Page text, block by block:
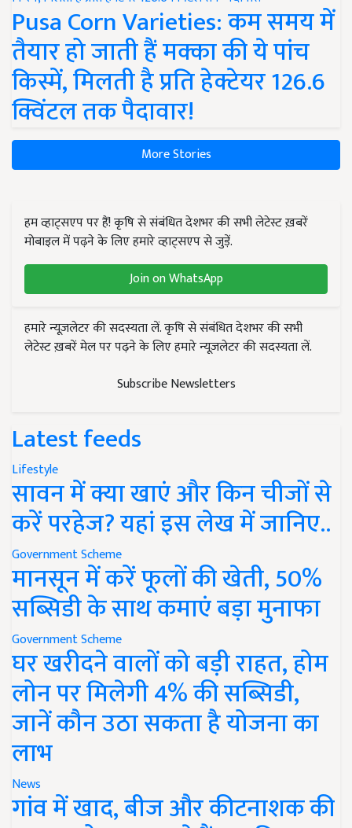
Pusa Corn Varieties: कम समय में
तैयार हो जाती हैं मक्का की ये पांच
किस्में, मिलती है प्रति हेक्टेयर 126.6
क्विंटल तक पैदावार!
More Stories
हम व्हाट्सएप पर हैं! कृषि से संबंधित देशभर की सभी लेटेस्ट ख़बरें
मोबाइल में पढ़ने के लिए हमारे व्हाट्सएप से जुड़ें.
Join on WhatsApp
हमारे न्यूज़लेटर की सदस्यता लें. कृषि से संबंधित देशभर की सभी
लेटेस्ट ख़बरें मेल पर पढ़ने के लिए हमारे न्यूज़लेटर की सदस्यता लें.
Subscribe Newsletters
Latest feeds
Lifestyle
सावन में क्या खाएं और किन चीजों से
करें परहेज? यहां इस लेख में जानिए..
Government Scheme
मानसून में करें फूलों की खेती, 50%
सब्सिडी के साथ कमाएं बड़ा मुनाफा
Government Scheme
घर खरीदने वालों को बड़ी राहत, होम
लोन पर मिलेगी 4% की सब्सिडी,
जानें कौन उठा सकता है योजना का
लाभ
News
गांव में खाद, बीज और कीटनाशक की